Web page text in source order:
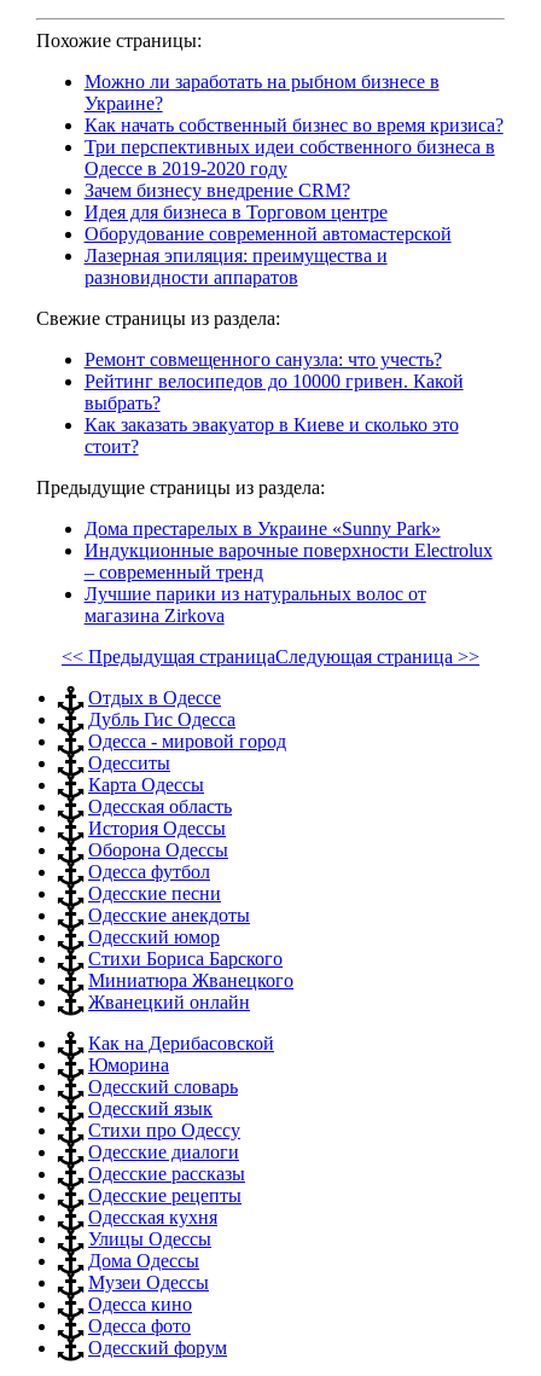
Похожие страницы:
Можно ли заработать на рыбном бизнесе в
Украине?
Как начать собственный бизнес во время кризиса?
Три перспективных идеи собственного бизнеса в
Одессе в 2019-2020 году
Зачем бизнесу внедрение CRM?
Идея для бизнеса в Торговом центре
Оборудование современной автомастерской
Лазерная эпиляция: преимущества и
разновидности аппаратов
Свежие страницы из раздела:
Ремонт совмещенного санузла: что учесть?
Рейтинг велосипедов до 10000 гривен. Какой
выбрать?
Как заказать эвакуатор в Киеве и сколько это
стоит?
Предыдущие страницы из раздела:
Дома престарелых в Украине «Sunny Park»
Индукционные варочные поверхности Electrolux
– современный тренд
Лучшие парики из натуральных волос от
магазина Zirkova
<< Предыдущая страницаСледующая страница >>
Отдых в Одессе
Дубль Гис Одесса
Одесса - мировой город
Одесситы
Карта Одессы
Одесская область
История Одессы
Оборона Одессы
Одесса футбол
Одесские песни
Одесские анекдоты
Одесский юмор
Стихи Бориса Барского
Миниатюра Жванецкого
Жванецкий онлайн
Как на Дерибасовской
Юморина
Одесский словарь
Одесский язык
Стихи про Одессу
Одесские диалоги
Одесские рассказы
Одесские рецепты
Одесская кухня
Улицы Одессы
Дома Одессы
Музеи Одессы
Одесса кино
Одесса фото
Одесский форум